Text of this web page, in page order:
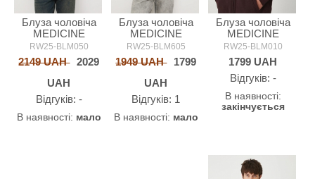
Блуза чоловіча
MEDICINE
RW25-BLM050
2149 UAH
2029
UAH
Відгуків: -
В наявності: мало
Блуза чоловіча
MEDICINE
RW25-BLM605
1949 UAH
1799
UAH
Відгуків: 1
В наявності: мало
Блуза чоловіча
MEDICINE
RW25-BLM010
1799 UAH
Відгуків: -
В наявності:
закінчується